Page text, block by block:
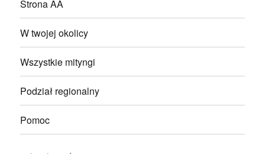
zmianach w powyższym mityngu.
Strona AA
W twojej okolicy
Wszystkie mityngi
Podział regionalny
Pomoc